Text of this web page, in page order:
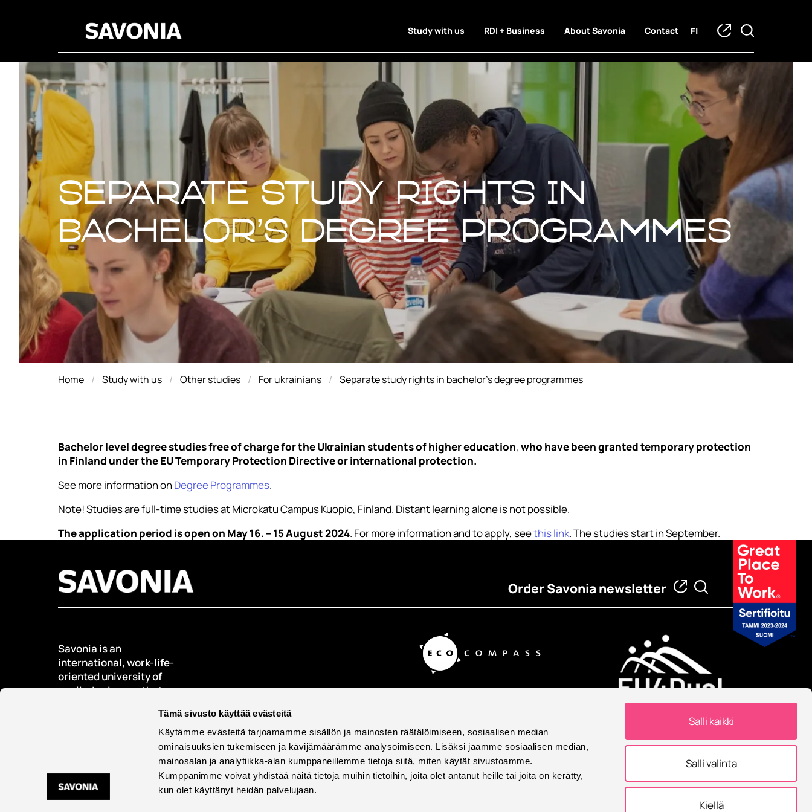
Tämä sivusto käyttää evästeitä
Käytämme evästeitä tarjoamamme sisällön ja mainosten räätälöimiseen, sosiaalisen median
ominaisuuksien tukemiseen ja kävijämäärämme analysoimiseen. Lisäksi jaamme sosiaalisen median,
mainosalan ja analytiikka-alan kumppaneillemme tietoja siitä, miten käytät sivustoamme.
Kumppanimme voivat yhdistää näitä tietoja muihin tietoihin, joita olet antanut heille tai joita on kerätty,
kun olet käyttänyt heidän palvelujaan.
Salli kaikki
Salli valinta
Kiellä
Study with us RDI + Business About Savonia Contact FI
Separate study rights in
Separate study rights in
bachelor’s degree programmes
Home Study with us Other studies For ukrainians Separate study rights in bachelor’s degree programmes
Bachelor level degree studies free of charge for the Ukrainian students of higher education, who have been granted temporary protection
in Finland under the EU Temporary Protection Directive or international protection.
See more information on Degree Programmes.
Note! Studies are full-time studies at Microkatu Campus Kuopio, Finland. Distant learning alone is not possible.
The application period is open on May 16. – 15 August 2024. For more information and to apply, seethis link. The studies start in September.
Order Savonia newsletter
Savonia is an
international, work-life-
oriented university of
applied sciences that
develops, and innovates.
Employees + 600
European University
University Alliance.